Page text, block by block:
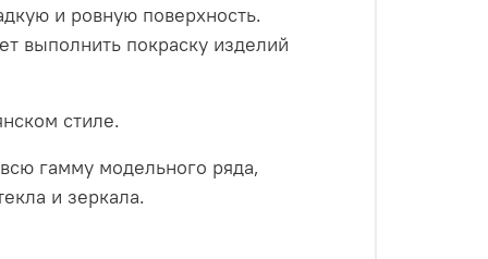
и ровную поверхность.
выполнить покраску изделий
стиле.
гамму модельного ряда,
и зеркала.